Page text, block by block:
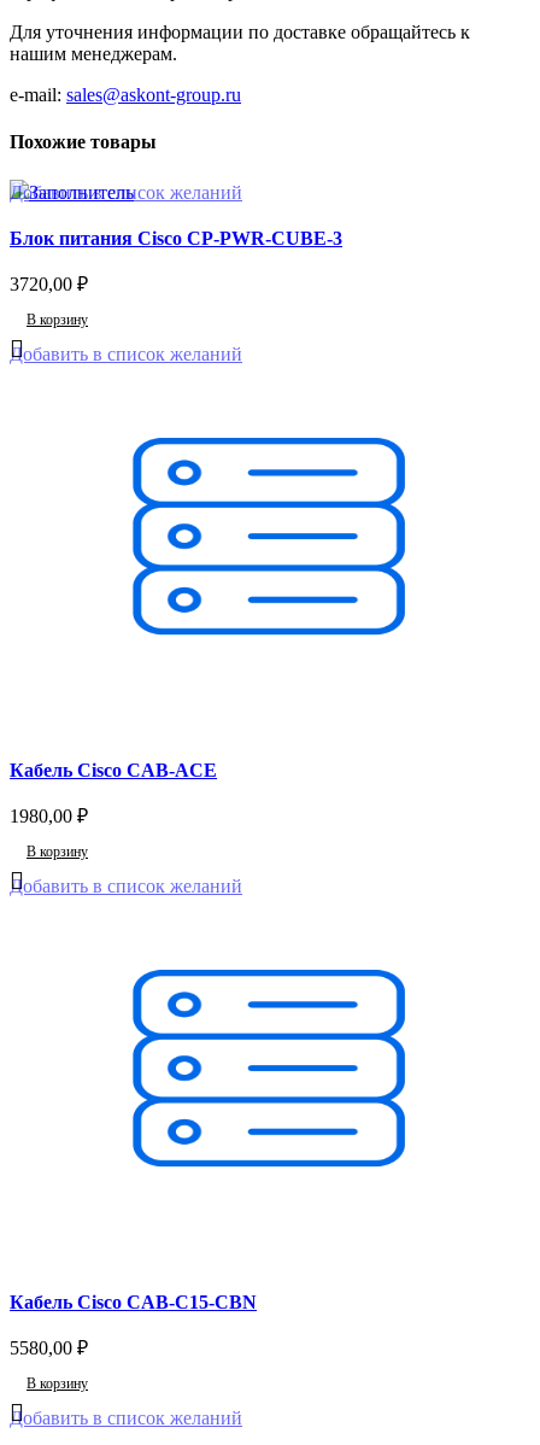
Для уточнения информации по доставке обращайтесь к
нашим менеджерам.
e-mail: sales@askont-group.ru
Похожие товары
Добавить в список желаний
Блок питания Cisco CP-PWR-CUBE-3
3720,00 ₽
В корзину
Добавить в список желаний
Кабель Cisco CAB-ACE
1980,00 ₽
В корзину
Добавить в список желаний
Кабель Cisco CAB-C15-CBN
5580,00 ₽
В корзину
Добавить в список желаний